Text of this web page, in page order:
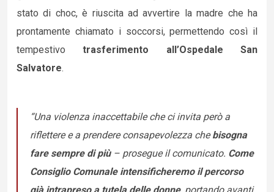
stato di choc, è riuscita ad avvertire la madre che ha
prontamente chiamato i soccorsi, permettendo così il
tempestivo trasferimento all’Ospedale San
Salvatore.
“Una violenza inaccettabile che ci invita però a
riflettere e a prendere consapevolezza chebisogna
fare sempre di più – prosegue il comunicato. Come
Consiglio Comunale intensificheremo il percorso